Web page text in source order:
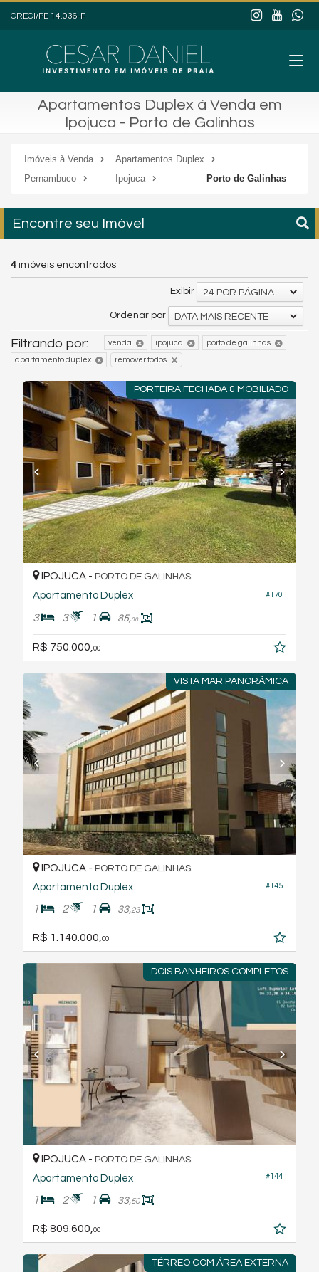
CRECI/PE 14.036-F
Apartamentos Duplex à Venda em
Ipojuca - Porto de Galinhas
Imóveis à Venda
Apartamentos Duplex
Pernambuco
Ipojuca Porto de Galinhas
Encontre seu Imóvel
4 imóveis encontrados
Exibir 24 POR PÁGINA
Ordenar por DATA MAIS RECENTE
Filtrando por: venda ipojuca porto de galinhas
apartamento duplex remover todos
PORTEIRA FECHADA & MOBILIADO
#170
IPOJUCA - PORTO DE GALINHAS
Apartamento Duplex
3 3 1 85,00
R$ 750.000, 00
VISTA MAR PANORÂMICA
#145
IPOJUCA - PORTO DE GALINHAS
Apartamento Duplex
1 2 1 33,23
R$ 1.140.000,00
DOIS BANHEIROS COMPLETOS
#144
IPOJUCA - PORTO DE GALINHAS
Apartamento Duplex
1 2 1 33,50
R$ 809.600, 00
TÉRREO COM ÁREA EXTERNA